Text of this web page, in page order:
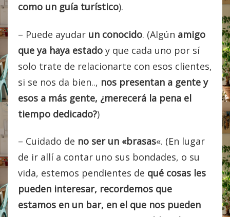
como un guía turístico).
– Puede ayudar un conocido. (Algún amigo
que ya haya estado y que cada uno por sí
solo trate de relacionarte con esos clientes,
si se nos da bien.., nos presentan a gente y
esos a más gente, ¿merecerá la pena el
tiempo dedicado?)
– Cuidado de no ser un «brasas«. (En lugar
de ir allí a contar uno sus bondades, o su
vida, estemos pendientes de qué cosas les
pueden interesar, recordemos que
estamos en un bar, en el que nos pueden